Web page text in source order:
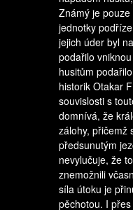
Známý je
jednotky
jejich úder byl
podařilo
husitům
historik Otakar
souvislosti s
domnívá, že
zálohy, přičemž
předsunutým
nevylučuje, že
znemožnili
síla útoku je
pěchotou. I